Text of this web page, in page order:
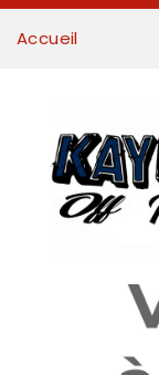
Accueil